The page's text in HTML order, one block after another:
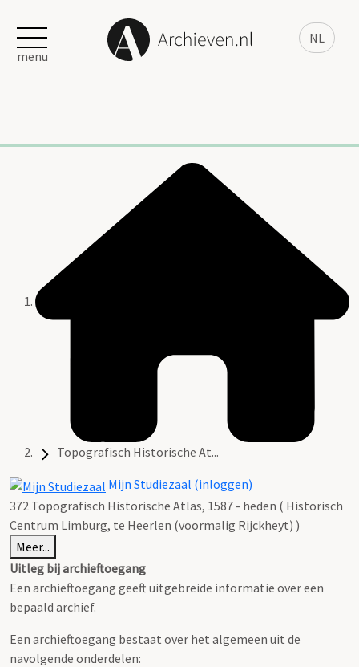
NL
menu
Topografisch Historische At...
Mijn Studiezaal (inloggen)
372 Topografisch Historische Atlas, 1587 - heden ( Historisch
Centrum Limburg, te Heerlen (voormalig Rijckheyt) )
Meer...
Uitleg bij archieftoegang
Een archieftoegang geeft uitgebreide informatie over een
bepaald archief.
Een archieftoegang bestaat over het algemeen uit de
navolgende onderdelen: